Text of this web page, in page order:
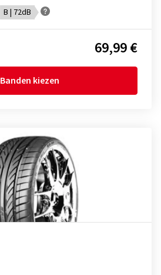
B | 72dB
69,99 €
Banden kiezen